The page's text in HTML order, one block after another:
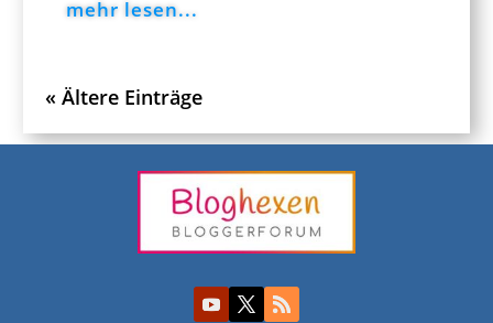
mehr lesen...
« Ältere Einträge